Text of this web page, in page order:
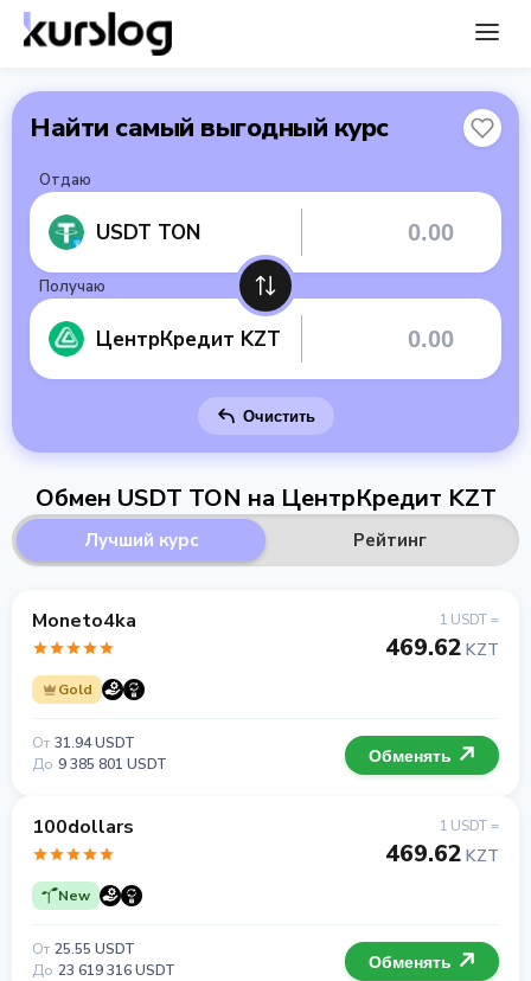
Найти самый выгодный курс
Отдаю
USDT TON
Получаю
ЦентрКредит KZT
Очистить
Обмен USDT TON на ЦентрКредит KZT
Лучший курс Рейтинг
Moneto4ka
Gold
1 USDT =
469.62 KZT
От 31.94 USDT
До 9 385 801 USDT Обменять
100dollars
New
1 USDT =
469.62 KZT
От 25.55 USDT
До 23 619 316 USDT Обменять